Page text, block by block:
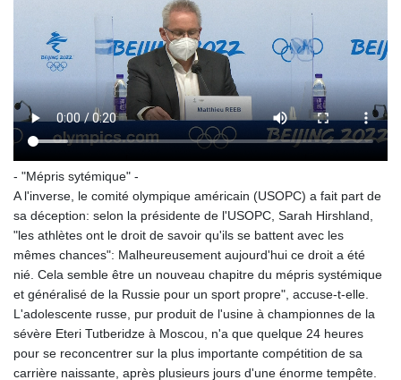
- "Mépris sytémique" -
A l'inverse, le comité olympique américain (USOPC) a fait part de
sa déception: selon la présidente de l'USOPC, Sarah Hirshland,
"les athlètes ont le droit de savoir qu'ils se battent avec les
mêmes chances": Malheureusement aujourd'hui ce droit a été
nié. Cela semble être un nouveau chapitre du mépris systémique
et généralisé de la Russie pour un sport propre", accuse-t-elle.
L'adolescente russe, pur produit de l'usine à championnes de la
sévère Eteri Tutberidze à Moscou, n'a que quelque 24 heures
pour se reconcentrer sur la plus importante compétition de sa
carrière naissante, après plusieurs jours d'une énorme tempête.